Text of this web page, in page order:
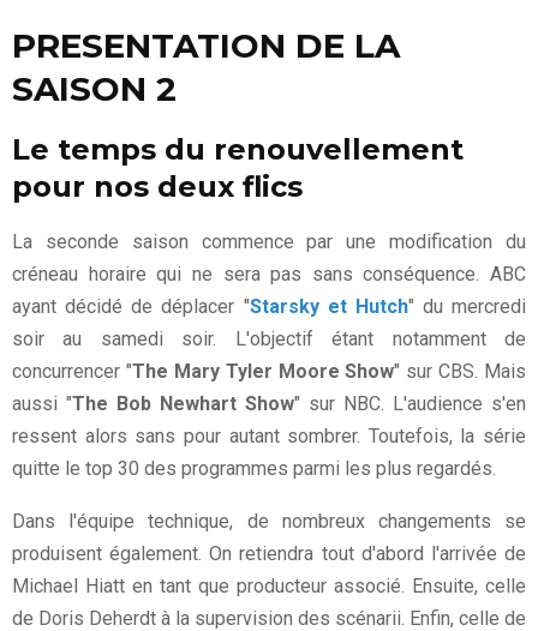
PRESENTATION DE LA
SAISON 2
Le temps du renouvellement
pour nos deux flics
La seconde saison commence par une modification du
créneau horaire qui ne sera pas sans conséquence. ABC
ayant décidé de déplacer "Starsky et Hutch" du mercredi
soir au samedi soir. L'objectif étant notamment de
concurrencer "The Mary Tyler Moore Show" sur CBS. Mais
aussi "The Bob Newhart Show" sur NBC. L'audience s'en
ressent alors sans pour autant sombrer. Toutefois, la série
quitte le top 30 des programmes parmi les plus regardés.
Dans l'équipe technique, de nombreux changements se
produisent également. On retiendra tout d'abord l'arrivée de
Michael Hiatt en tant que producteur associé. Ensuite, celle
de Doris Deherdt à la supervision des scénarii. Enfin, celle de